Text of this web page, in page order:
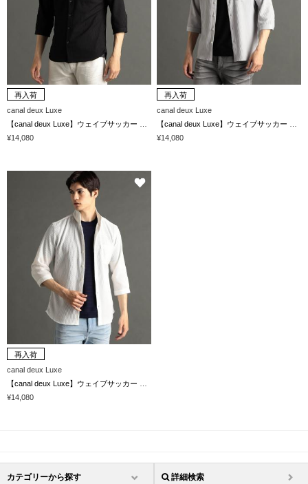
再入荷
canal deux Luxe
¥14,080
再入荷
canal deux Luxe
¥14,080
再入荷
canal deux Luxe
¥14,080
カテゴリーから探す 詳細検索